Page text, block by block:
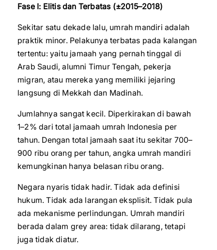
Fase I: Elitis dan Terbatas (±2015–2018)
Sekitar satu dekade lalu, umrah mandiri adalah
praktik minor. Pelakunya terbatas pada kalangan
tertentu: yaitu jamaah yang pernah tinggal di
Arab Saudi, alumni Timur Tengah, pekerja
migran, atau mereka yang memiliki jejaring
langsung di Mekkah dan Madinah.
Jumlahnya sangat kecil. Diperkirakan di bawah
1–2% dari total jamaah umrah Indonesia per
tahun. Dengan total jamaah saat itu sekitar 700–
900 ribu orang per tahun, angka umrah mandiri
kemungkinan hanya belasan ribu orang.
Negara nyaris tidak hadir. Tidak ada definisi
hukum. Tidak ada larangan eksplisit. Tidak pula
ada mekanisme perlindungan. Umrah mandiri
berada dalam grey area: tidak dilarang, tetapi
juga tidak diatur.